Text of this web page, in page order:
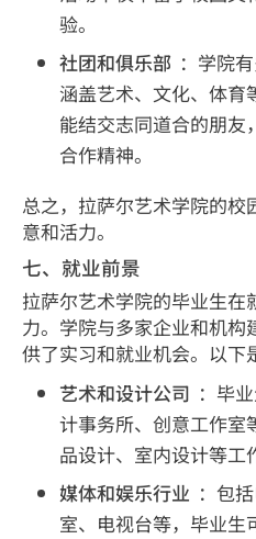
验。
社团和俱乐部 ：学院
涵盖艺术、文化、体育
能结交志同道合的朋友
合作精神。
总之，拉萨尔艺术学院的
意和活力。
七、就业前景
拉萨尔艺术学院的毕业生
力。学院与多家企业和机
供了实习和就业机会。以下
艺术和设计公司 ：毕
计事务所、创意工作室
品设计、室内设计等工
媒体和娱乐行业 ：包
室、电视台等，毕业生